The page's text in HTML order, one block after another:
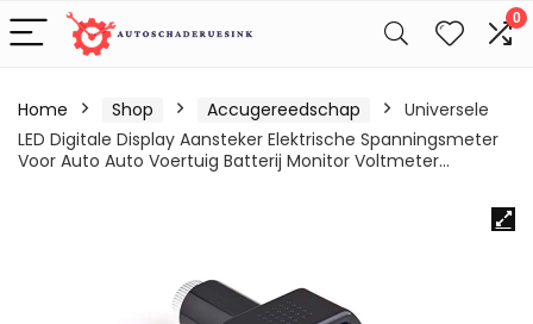
0
Home Shop Accugereedschap
Universele
LED Digitale Display Aansteker Elektrische Spanningsmeter
Voor Auto Auto Voertuig Batterij Monitor Voltmeter…